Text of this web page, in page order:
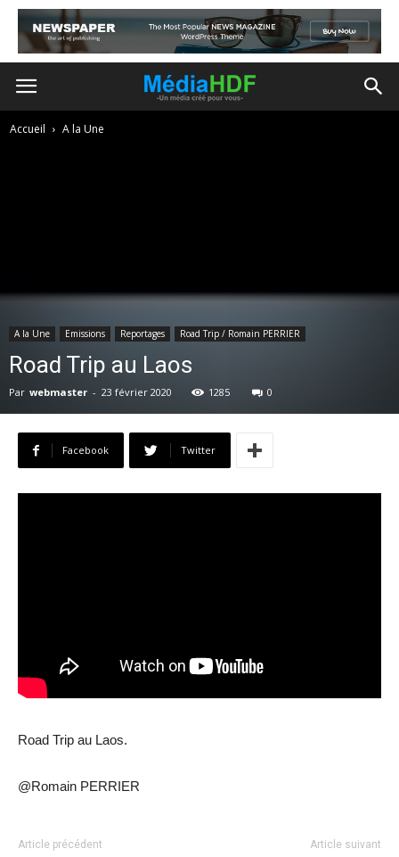
Accueil A la Une
A la Une Emissions Reportages Road Trip / Romain PERRIER
Road Trip au Laos
Par webmaster - 23 février 2020 1285 0
Facebook Twitter
Road Trip au Laos.
@Romain PERRIER
Article précédent Article suivant